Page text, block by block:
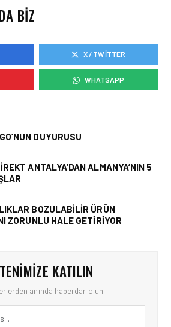
HAVAALANI • 05 AĞU 2026
ISG’NIN TERMINAL
MEMURLARINDAN CAN
KURTARAN HAMLE
BIZ
X / TWITTER
WHATSAPP
DUYURUSU
ANTALYA’DAN ALMANYA’NIN 5
BOZULABILIR ÜRÜN
ZORUNLU HALE GETIRIYOR
KATILIN
anında haberdar olun